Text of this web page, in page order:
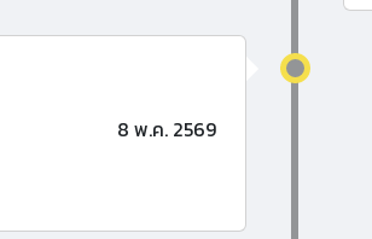
8 พ.ค. 2569